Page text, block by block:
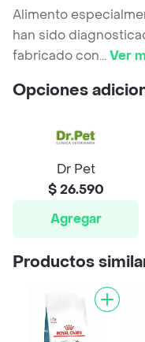
Alimento
han sido
fabricado con...Ver
Opciones
Dr Pet
$ 26.590
Agregar
Productos